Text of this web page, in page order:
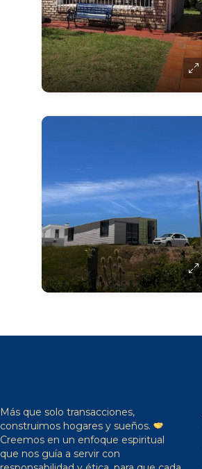
Más que solo transacciones,
construimos hogares y sueños.
Creemos en un enfoque espiritual
que nos guía a servir con